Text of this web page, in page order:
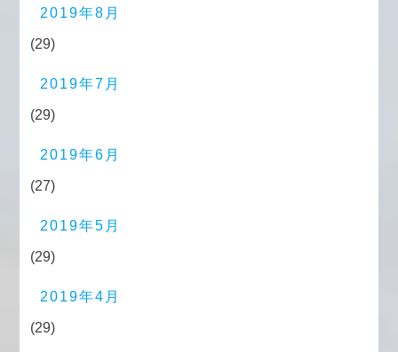
2019年8月
(29)
2019年7月
(29)
2019年6月
(27)
2019年5月
(29)
2019年4月
(29)